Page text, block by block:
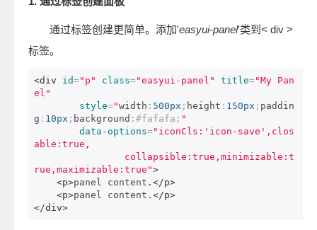
通过标签创建更简单。添加'easyui-panel'类到< div >
标签。
<div id="p" class="easyui-panel" title="My Pan
el"
style="width : 500px ; height : 150px ; paddin
g : 10px ; background : #fafafa; "
data-options="iconCls:'icon-save',clos
able:true,
rue,maximizable:true">
<p>panel content. </p>
<p>panel content. </p>
</div>